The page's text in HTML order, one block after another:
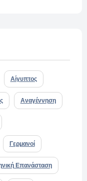
Αίγυπτος
Αναγέννηση
Γερμανοί
Επανάσταση